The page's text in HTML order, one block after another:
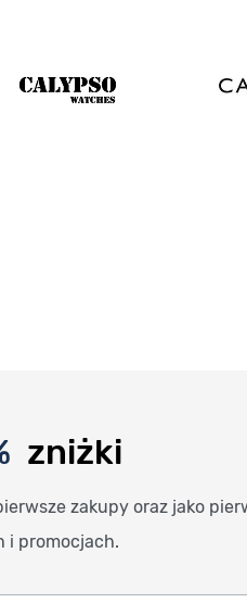
zniżki
zakupy oraz jako
i promocjach.